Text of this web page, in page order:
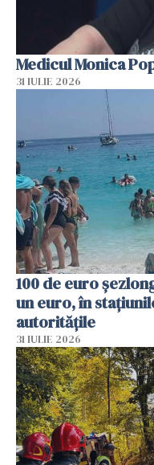
Medicul Monica
31 IULIE 2026
100 de euro
un euro, în
autoritățile
31 IULIE 2026